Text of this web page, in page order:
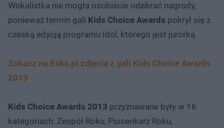
Wokalistka nie mogła osobiście odebrać nagrody,
ponieważ termin gali Kids Choice Awards pokrył się z
czeską edycją programu Idol, którego jest jurorką.
Zobacz na Eska.pl zdjęcia z gali Kids Choice Awards
2013
Kids Choice Awards 2013 przyznawane były w 16
kategoriach: Zespół Roku, Piosenkarz Roku,